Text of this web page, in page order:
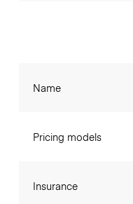
Name
Pricing models
Insurance